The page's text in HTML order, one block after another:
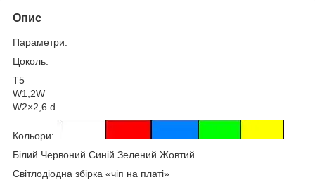
Опис
Параметри:
Цоколь:
T5
W1,2W
W2×2,6 d
Кольори:
Білий Червоний Синій Зелений Жовтий
Світлодіодна збірка «чіп на платі»